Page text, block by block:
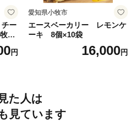
ー
市
円
愛知県小牧市
エースベーカリー レモンケ
ーキ 8個×10袋
16,000円
た人は
見ています